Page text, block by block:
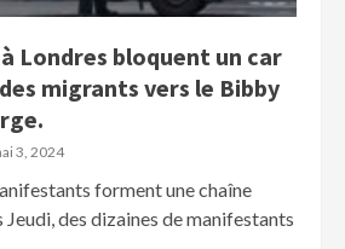
Londres bloquent un car
migrants vers le Bibby
3, 2024
forment une chaîne
Jeudi, des dizaines de manifestants